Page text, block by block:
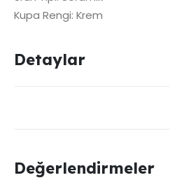
Kupa Rengi: Krem
Detaylar
Değerlendirmeler